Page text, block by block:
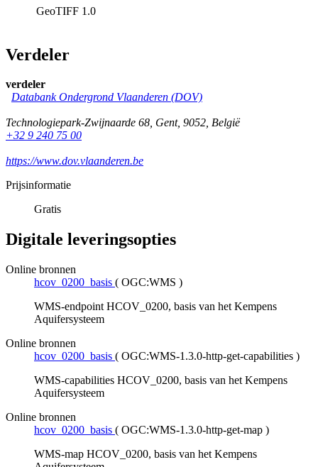
GeoTIFF 1.0
Verdeler
verdeler
Databank Ondergrond Vlaanderen (DOV)
Technologiepark-Zwijnaarde 68, Gent, 9052, België
+32 9 240 75 00
https://www.dov.vlaanderen.be
Prijsinformatie
Gratis
Digitale leveringsopties
Online bronnen
hcov_0200_basis ( OGC:WMS )
WMS-endpoint HCOV_0200, basis van het Kempens
Aquifersysteem
Online bronnen
hcov_0200_basis ( OGC:WMS-1.3.0-http-get-capabilities )
WMS-capabilities HCOV_0200, basis van het Kempens
Aquifersysteem
Online bronnen
hcov_0200_basis ( OGC:WMS-1.3.0-http-get-map )
WMS-map HCOV_0200, basis van het Kempens